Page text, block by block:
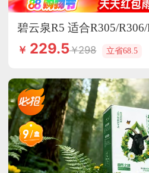
碧云泉R5 适合R305/
（选组合更优惠）
￥ 229.5 298 立省68.5